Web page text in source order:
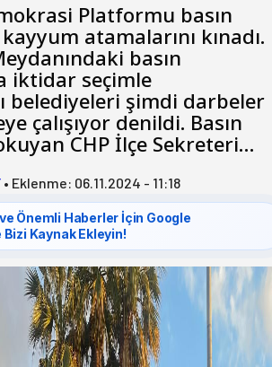
Platformu basın
atamalarını kınadı.
basın
iktidar seçimle
belediyeleri şimdi darbeler
çalışıyor denildi. Basın
CHP İlçe Sekreteri…
• Eklenme: 06.11.2024 - 11:18
Önemli Haberler İçin Google
Kaynak Ekleyin!